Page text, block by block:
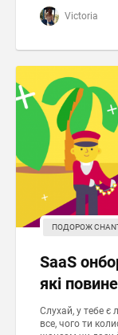
Victoria
ПОДОРОЖ
SaaS
які
Слухай, у тебе
все, чого ти